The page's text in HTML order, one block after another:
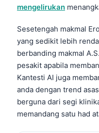
mengelirukan
Sesetengah makmal
yang sedikit lebih
berbanding makmal
pesakit apabila
Kantesti AI juga
anda dengan trend
berguna dari segi
memandang satu had